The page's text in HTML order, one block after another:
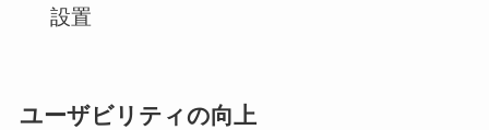
設置
ユーザビリティの向上